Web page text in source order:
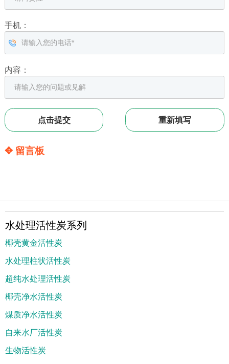
手机：
内容：
✥ 留言板
水处理活性炭系列
椰壳黄金活性炭
水处理柱状活性炭
超纯水处理活性炭
椰壳净水活性炭
煤质净水活性炭
自来水厂活性炭
生物活性炭